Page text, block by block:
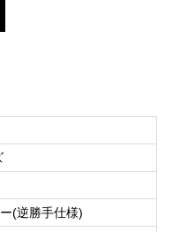
(逆勝手仕様)